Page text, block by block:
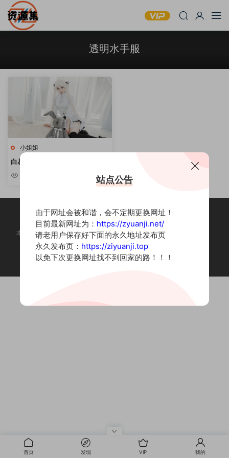
透明水手服
小姐姐
白易子 – 31套cos合集 [持续更
新]
本站为摄影写真图片网站，内容来自网络收集整理，仅作个人学习使用。
如有违法内容请联系删除
Copyright © 2022 资源集
首页 发现 VIP 我的
站点公告
由于网址会被和谐，会不定期更换网址！
目前最新网址为： https://zyuanji.net/
请老用户保存好下面的永久地址发布页
永久发布页： https://ziyuanji.top
以免下次更换网址找不到回家的路！！！